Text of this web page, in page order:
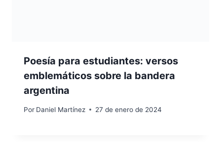
Poesía para estudiantes: versos
emblemáticos sobre la bandera
argentina
Por Daniel Martínez 27 de enero de 2024